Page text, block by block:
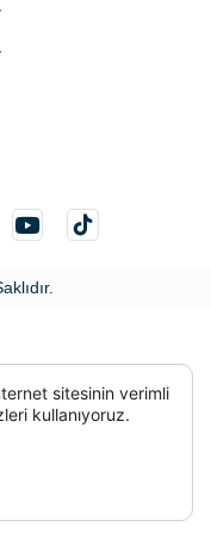
sitesinin verimli
kullanıyoruz.